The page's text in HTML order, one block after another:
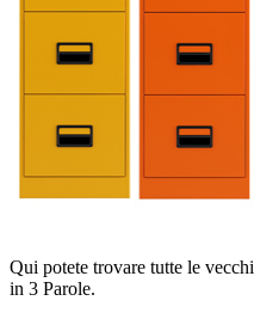
Qui potete trovare tutte le
in 3 Parole.